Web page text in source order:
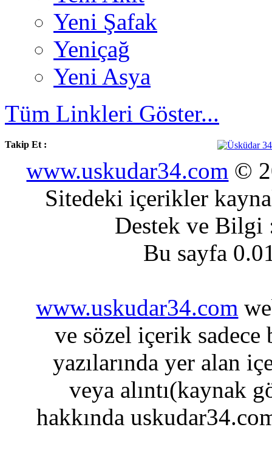
Yeni Şafak
Yeniçağ
Yeni Asya
Tüm Linkleri Göster...
Takip Et :
www.uskudar34.com ©
Sitedeki içerikler
Destek ve
Bu sayfa
www.uskudar34.com
ve sözel içerik sadece
yazılarında yer alan
veya alıntı(kaynak
hakkında